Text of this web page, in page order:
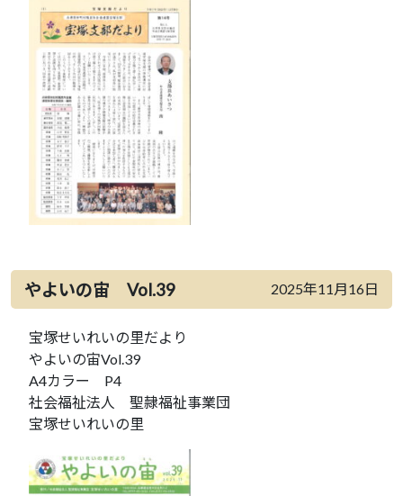
やよいの宙 Vol.39 2025年11月16日
宝塚せいれいの里だより
やよいの宙Vol.39
A4カラー P4
社会福祉法人 聖隷福祉事業団
宝塚せいれいの里